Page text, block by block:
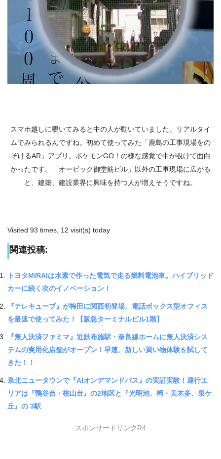
スマホ越しに覗いてみると中の人が動いていました。リアルタイ
ムでみられるんですね。初めて使ってみた「鹿島の工事現場をの
ぞけるAR」アプリ。ポケモンGO！の様な感覚で中が覗けて面白
かったです。「オービック御堂筋ビル」以外の工事現場に広がる
と、建築、建設業界に興味を持つ人が増えそうですね。
Visited 93 times, 12 visit(s) today
関連投稿:
トヨタMIRAIは水素で作った電気で走る燃料電池車。ハイブリッド
カーに続く次のイノベーション！
『テレキューブ』が梅田に関西初登場。電話ボックス型オフィス
を最速で使ってみた！【阪急ターミナルビル1階】
『無人決済ファミマ』近鉄布施駅・奈良線ホームに無人決済シス
テムの実用化店舗がオープン！早速、新しい買い物体験を試して
きた！！
泉北ニュータウンで『AIオンデマンドバス』の実証実験！運行エ
リアは『鴨谷台・桃山台』の2地区と『光明池、栂・美木多、泉ケ
丘』の 3駅
スポンサードリンクR4